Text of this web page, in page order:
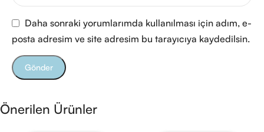
Daha sonraki yorumlarımda kullanılması için adım, e-
posta adresim ve site adresim bu tarayıcıya kaydedilsin.
Önerilen Ürünler